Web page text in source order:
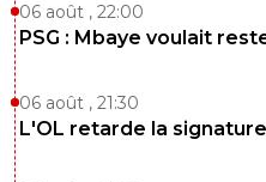
06 août , 22:00
PSG : Mbaye voulait
06 août , 21:30
L'OL retarde la